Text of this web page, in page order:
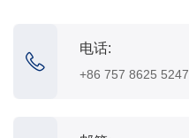
电话:
+86 757 8625 5247